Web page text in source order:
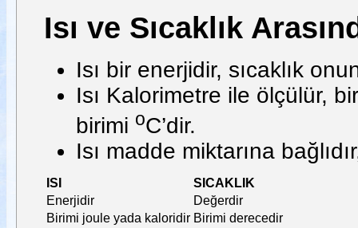
Isı ve Sıcaklık
Isı bir enerjidir, sıcaklık
Isı Kalorimetre ile ölçülür,
birimi oC’dir.
Isı madde miktarına
ISI
SICAKLIK
Enerjidir
Değerdir
Birimi joule yada kaloridir Birimi derecedir